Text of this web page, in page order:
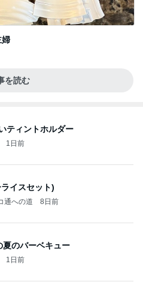
婦
を読む
ティントホルダー
1日前
イスセット)
通への道 8日前
夏のバーベキュー
1日前